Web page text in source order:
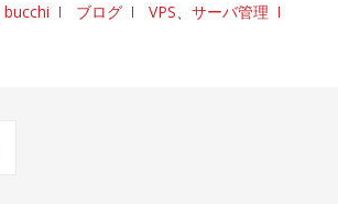
bucchi ブログ VPS、 サーバ管理